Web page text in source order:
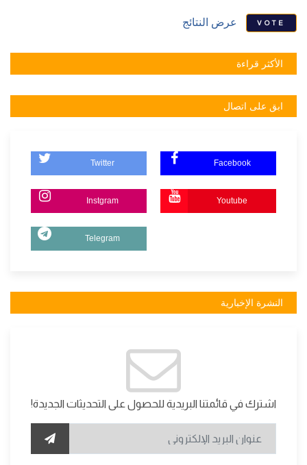
VOTE عرض النتائج
الأكثر قراءة
ابق على اتصال
Twitter Facebook
Instgram Youtube
Telegram
النشرة الإخبارية
اشترك في قائمتنا البريدية للحصول على التحديثات الجديدة!